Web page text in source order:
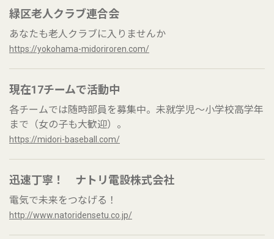
緑区老人クラブ連合会
あなたも老人クラブに入りませんか
https://yokohama-midoriroren.com/
現在17チームで活動中
各チームでは随時部員を募集中。未就学児～小学校高学年
まで（女の子も大歓迎）。
https://midori-baseball.com/
迅速丁寧！ ナトリ電設株式会社
電気で未来をつなげる！
http://www.natoridensetu.co.jp/